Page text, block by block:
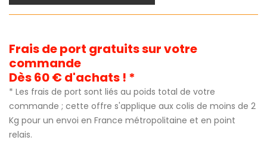
Frais de port gratuits sur votre
commande
Dès 60 € d'achats ! *
* Les frais de port sont liés au poids total de votre
commande ; cette offre s'applique aux colis de moins de 2
Kg pour un envoi en France métropolitaine et en point
relais.